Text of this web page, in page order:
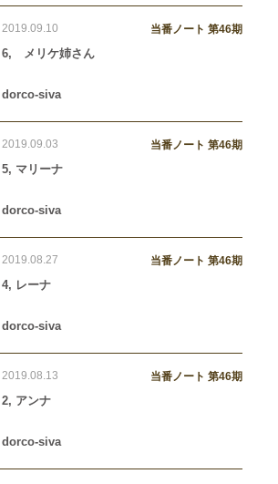
2019.09.10 当番ノート 第46期
6, メリケ姉さん
dorco-siva
2019.09.03 当番ノート 第46期
5, マリーナ
dorco-siva
2019.08.27 当番ノート 第46期
4, レーナ
dorco-siva
2019.08.13 当番ノート 第46期
2, アンナ
dorco-siva